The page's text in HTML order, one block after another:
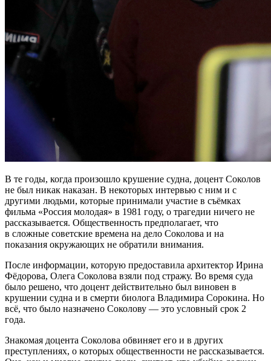
В те годы, когда произошло крушение судна, доцент Соколов
не был никак наказан. В некоторых интервью с ним и с
другими людьми, которые принимали участие в съёмках
фильма «Россия молодая» в 1981 году, о трагедии ничего не
рассказывается. Общественность предполагает, что
в сложные советские времена на дело Соколова и на
показания окружающих не обратили внимания.
После информации, которую предоставила архитектор Ирина
Фёдорова, Олега Соколова взяли под стражу. Во время суда
было решено, что доцент действительно был виновен в
крушении судна и в смерти биолога Владимира Сорокина. Но
всё, что было назначено Соколову — это условный срок 2
года.
Знакомая доцента Соколова обвиняет его и в других
преступлениях, о которых общественности не рассказывается.